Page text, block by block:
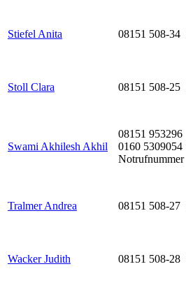
Stiefel Anita 08151 508-34
Stoll Clara 08151 508-25
Swami Akhilesh Akhil
08151 953296
0160 5309054
Notrufnummer
Tralmer Andrea 08151 508-27
Wacker Judith 08151 508-28